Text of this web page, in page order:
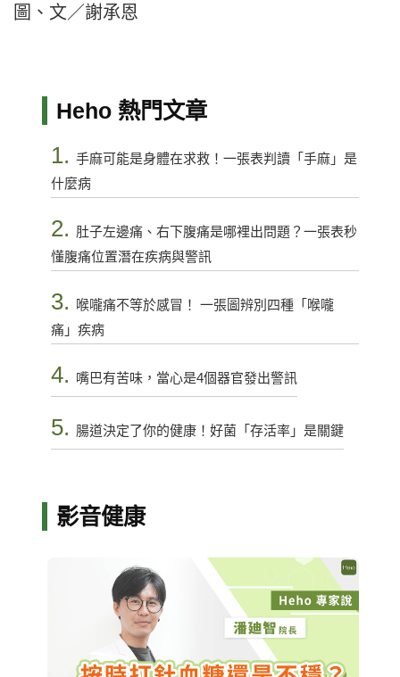
圖、文／謝承恩
Heho 熱門文章
1. 手麻可能是身體在求救！一張表判讀「手麻」是
什麼病
2. 肚子左邊痛、右下腹痛是哪裡出問題？一張表秒
懂腹痛位置潛在疾病與警訊
3.
喉嚨痛不等於感冒！ 一張圖辨別四種「喉嚨
痛」疾病
4. 嘴巴有苦味，當心是4個器官發出警訊
5. 腸道決定了你的健康！好菌「存活率」是關鍵
影音健康